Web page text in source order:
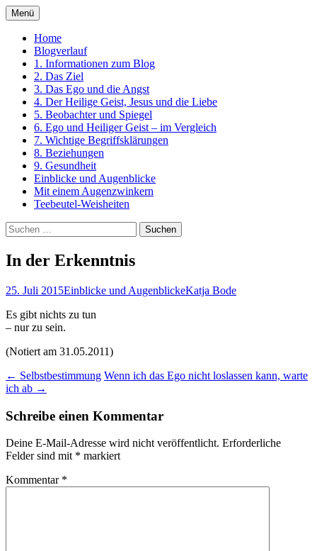
Zum
Inhalt
springen
Ein Kurs in Wundern
Menü
Home
Blogverlauf
1. Informationen zum Blog
2. Das Ziel
3. Das Ego und die Angst
4. Der Heilige Geist, Jesus und die Liebe
5. Beobachter und Spiegel
6. Ego und Heiliger Geist – im Vergleich
7. Wichtige Begriffsklärungen
8. Beziehungen
9. Gesundheit
Einblicke und Augenblicke
Mit einem Augenzwinkern
Teebeutel-Weisheiten
Suchen
nach:
In der Erkenntnis
25. Juli 2015Einblicke und AugenblickeKatja Bode
Es gibt nichts zu tun
– nur zu sein.
(Notiert am 31.05.2011)
Beitragsnavigation
← Selbstbestimmung Wenn ich das Ego nicht loslassen kann, warte
ich ab →
Schreibe einen Kommentar
Deine E-Mail-Adresse wird nicht veröffentlicht. Erforderliche
Felder sind mit * markiert
Kommentar *